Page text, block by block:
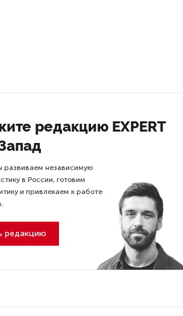
редакцию EXPERT
развиваем независимую
в России, готовим
и привлекаем к работе
редакцию